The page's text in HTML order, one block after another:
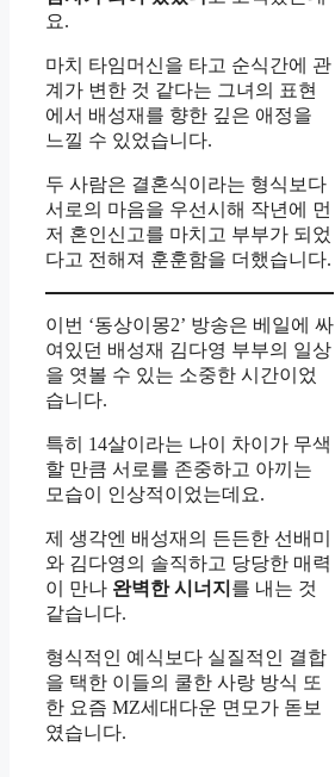
요.
마치 타임머신을 타고 순식간에 관
계가 변한 것 같다는 그녀의 표현
에서 배성재를 향한 깊은 애정을
느낄 수 있었습니다.
두 사람은 결혼식이라는 형식보다
서로의 마음을 우선시해 작년에 먼
저 혼인신고를 마치고 부부가 되었
다고 전해져 훈훈함을 더했습니다.
이번 ‘동상이몽2’ 방송은 베일에 싸
여있던 배성재 김다영 부부의 일상
을 엿볼 수 있는 소중한 시간이었
습니다.
특히 14살이라는 나이 차이가 무색
할 만큼 서로를 존중하고 아끼는
모습이 인상적이었는데요.
제 생각엔 배성재의 든든한 선배미
와 김다영의 솔직하고 당당한 매력
이 만나 완벽한 시너지 를 내는 것
같습니다.
형식적인 예식보다 실질적인 결합
을 택한 이들의 쿨한 사랑 방식 또
한 요즘 MZ세대다운 면모가 돋보
였습니다.